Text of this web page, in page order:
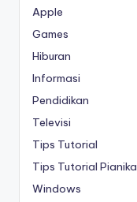
Apple
Games
Hiburan
Informasi
Pendidikan
Televisi
Tips Tutorial
Tips Tutorial Pianika
Windows